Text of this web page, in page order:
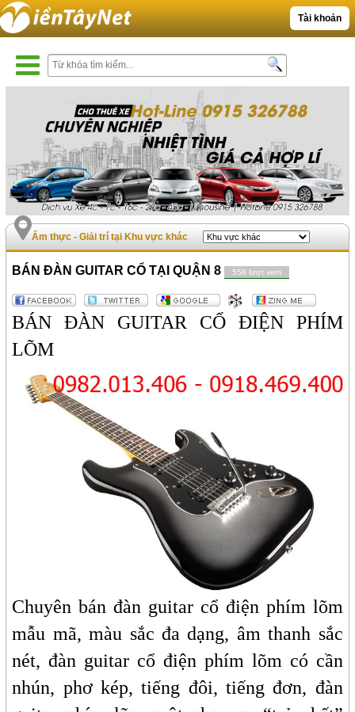
Tài khoản
Ẩm thực - Giải trí tại Khu vực khác
BÁN ĐÀN GUITAR CỔ TẠI QUẬN 8 558 lượt xem
BÁN ĐÀN GUITAR CỔ ĐIỆN PHÍM
LÕM
Chuyên bán đàn guitar cổ điện phím lõm
mẫu mã, màu sắc đa dạng, âm thanh sắc
nét, đàn guitar cổ điện phím lõm có cần
nhún, phơ kép, tiếng đôi, tiếng đơn, đàn